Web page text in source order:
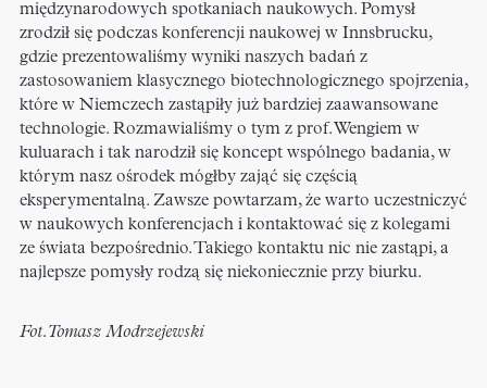
międzynarodowych spotkaniach naukowych. Pomysł
zrodził się podczas konferencji naukowej w Innsbrucku,
gdzie prezentowaliśmy wyniki naszych badań z
zastosowaniem klasycznego biotechnologicznego spojrzenia,
które w Niemczech zastąpiły już bardziej zaawansowane
technologie. Rozmawialiśmy o tym z prof. Wengiem w
kuluarach i tak narodził się koncept wspólnego badania, w
którym nasz ośrodek mógłby zająć się częścią
eksperymentalną. Zawsze powtarzam, że warto uczestniczyć
w naukowych konferencjach i kontaktować się z kolegami
ze świata bezpośrednio. Takiego kontaktu nic nie zastąpi, a
najlepsze pomysły rodzą się niekoniecznie przy biurku.
Fot. Tomasz Modrzejewski